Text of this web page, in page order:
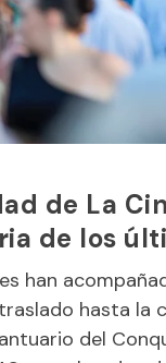
de La
de los
han
hasta la
del